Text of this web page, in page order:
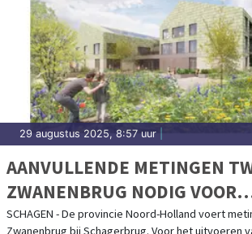
29 augustus 2025, 8:57 uur
AANVULLENDE METINGEN
ZWANENBRUG NODIG VOOR
TOEKOMSTIGE RENOVATIE
SCHAGEN - De provincie Noord-Holland voert
Zwanenbrug bij Schagerbrug. Voor het uitvoeren